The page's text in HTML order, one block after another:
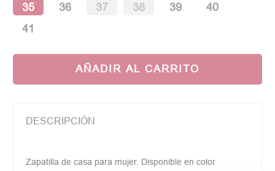
35 36 37 38 39
40
41
AÑADIR AL CARRITO
DESCRIPCIÓN
Zapatilla de casa para mujer. Disponible en color